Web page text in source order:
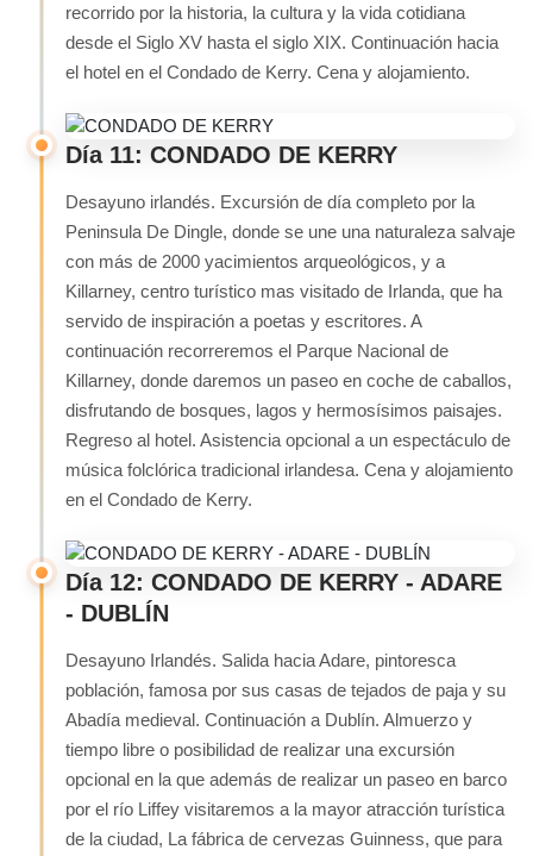
recorrido por la historia, la cultura y la vida cotidiana
desde el Siglo XV hasta el siglo XIX. Continuación hacia
el hotel en el Condado de Kerry. Cena y alojamiento.
Día 11: CONDADO DE KERRY
Desayuno irlandés. Excursión de día completo por la
Peninsula De Dingle, donde se une una naturaleza salvaje
con más de 2000 yacimientos arqueológicos, y a
Killarney, centro turístico mas visitado de Irlanda, que ha
servido de inspiración a poetas y escritores. A
continuación recorreremos el Parque Nacional de
Killarney, donde daremos un paseo en coche de caballos,
disfrutando de bosques, lagos y hermosísimos paisajes.
Regreso al hotel. Asistencia opcional a un espectáculo de
música folclórica tradicional irlandesa. Cena y alojamiento
en el Condado de Kerry.
Día 12: CONDADO DE KERRY - ADARE
- DUBLÍN
Desayuno Irlandés. Salida hacia Adare, pintoresca
población, famosa por sus casas de tejados de paja y su
Abadía medieval. Continuación a Dublín. Almuerzo y
tiempo libre o posibilidad de realizar una excursión
opcional en la que además de realizar un paseo en barco
por el río Liffey visitaremos a la mayor atracción turística
de la ciudad, La fábrica de cervezas Guinness, que para